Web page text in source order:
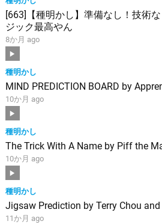
[663]【種明かし】準備なし！技術
ジック最高やん
8か月 ago
種明かし
MIND PREDICTION BOARD by
10か月 ago
種明かし
The Trick With A Name by Piff the
10か月 ago
種明かし
Jigsaw Prediction by Terry Chou and
11か月 ago